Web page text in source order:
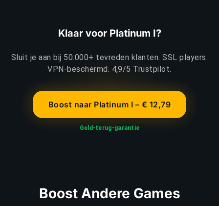
Klaar voor Platinum I?
Sluit je aan bij 50.000+ tevreden klanten. SSL players.
VPN-beschermd. 4,9/5 Trustpilot.
Boost naar Platinum I – € 12,79
Geld-terug-garantie
Boost Andere Games